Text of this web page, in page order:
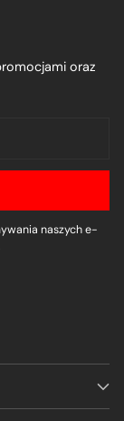
oraz
naszych e-